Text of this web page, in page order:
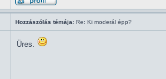
Hozzászólás témája: Re: Ki moderál épp?
Üres.